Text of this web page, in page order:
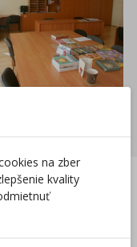
zadarmo už
€
na zber
kvality